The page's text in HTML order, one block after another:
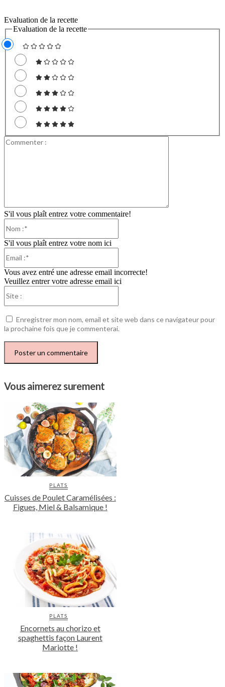
Evaluation de la recette
Evaluation de la recette
S'il vous plaît entrez votre commentaire!
S'il vous plaît entrez votre nom ici
Vous avez entré une adresse email incorrecte!
Veuillez entrer votre adresse email ici
Enregistrer mon nom, email et site web dans ce navigateur pour
la prochaine fois que je commenterai.
Vous aimerez surement
PLATS
Cuisses de Poulet Caramélisées :
Figues, Miel & Balsamique !
PLATS
Encornets au chorizo et
spaghettis façon Laurent
Mariotte !